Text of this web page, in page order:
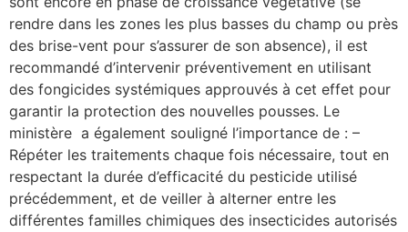
rendre dans les zones les plus basses du champ ou près
des brise-vent pour s’assurer de son absence), il est
recommandé d’intervenir préventivement en utilisant
des fongicides systémiques approuvés à cet effet pour
garantir la protection des nouvelles pousses. Le
ministère a également souligné l’importance de : –
Répéter les traitements chaque fois nécessaire, tout en
respectant la durée d’efficacité du pesticide utilisé
précédemment, et de veiller à alterner entre les
différentes familles chimiques des insecticides autorisés